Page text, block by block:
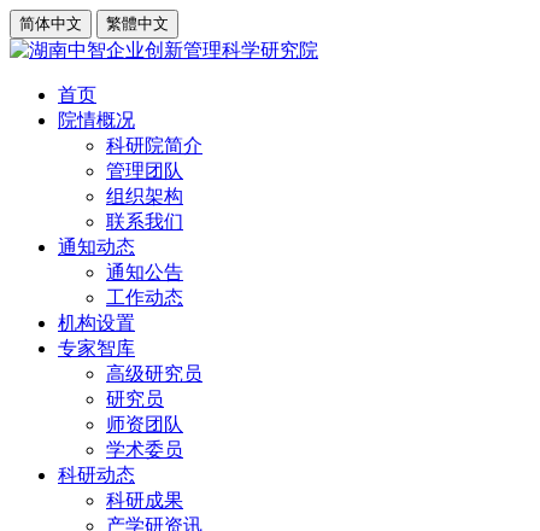
简体中文 繁體中文
首页
院情概况
科研院简介
管理团队
组织架构
联系我们
通知动态
通知公告
工作动态
机构设置
专家智库
高级研究员
研究员
师资团队
学术委员
科研动态
科研成果
产学研资讯